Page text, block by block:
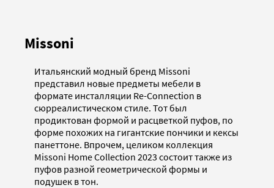
Missoni
Итальянский модный бренд Missoni
представил новые предметы мебели в
формате инсталляции Re-Connection в
сюрреалистическом стиле. Тот был
продиктован формой и расцветкой пуфов, по
форме похожих на гигантские пончики и кексы
панеттоне. Впрочем, целиком коллекция
Missoni Home Collection 2023 состоит также из
пуфов разной геометрической формы и
подушек в тон.